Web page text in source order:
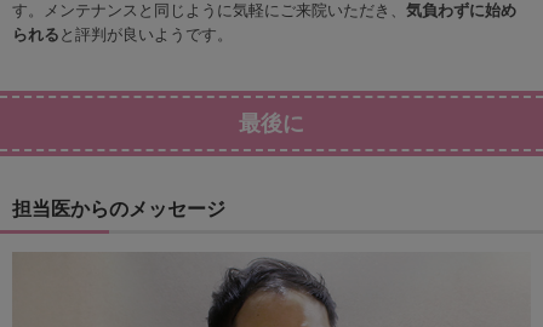
す。メンテナンスと同じように気軽にご来院いただき、 気負わずに始め
られる と評判が良いようです。
最後に
担当医からのメッセージ